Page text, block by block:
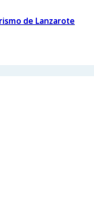
de Lanzarote